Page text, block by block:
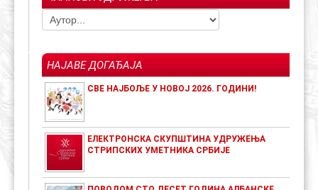
НАЈАВЕ ДОГАЂАЈА
СВЕ НАЈБОЉЕ У НОВОЈ 2026. ГОДИНИ!
ЕЛЕКТРОНСКА СКУПШТИНА УДРУЖЕЊА
СТРИПСКИХ УМЕТНИКА СРБИЈЕ